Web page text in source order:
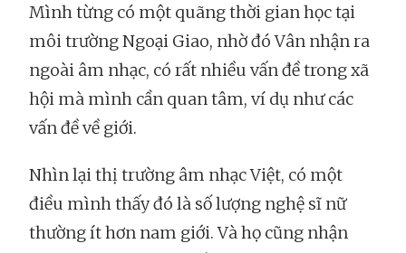
Mình từng có một quãng thời gian học tại
môi trường Ngoại Giao, nhờ đó Vân nhận ra
ngoài âm nhạc, có rất nhiều vấn đề trong xã
hội mà mình cần quan tâm, ví dụ như các
vấn đề về giới.
Nhìn lại thị trường âm nhạc Việt, có một
điều mình thấy đó là số lượng nghệ sĩ nữ
thường ít hơn nam giới. Và họ cũng nhận